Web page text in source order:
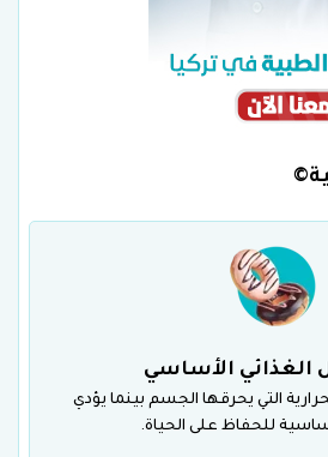
الغذائي الأساسي
التي يحرقها الجسم بينما يؤدي
للحفاظ على الحياة.